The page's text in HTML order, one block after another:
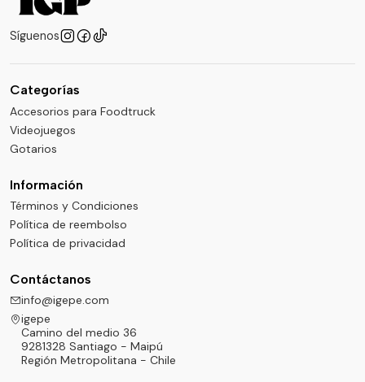
Síguenos
Categorías
Accesorios para Foodtruck
Videojuegos
Gotarios
Información
Términos y Condiciones
Política de reembolso
Política de privacidad
Contáctanos
info@igepe.com
igepe
Camino del medio 36
9281328 Santiago - Maipú
Región Metropolitana - Chile